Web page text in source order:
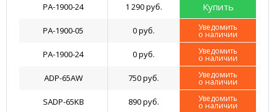
PA-1900-24 1 290 руб. Купить
PA-1900-05 0 руб. Уведомить
о наличии
PA-1900-24 0 руб. Уведомить
о наличии
ADP-65AW 750 руб. Уведомить
о наличии
SADP-65KB 890 руб. Уведомить
о наличии